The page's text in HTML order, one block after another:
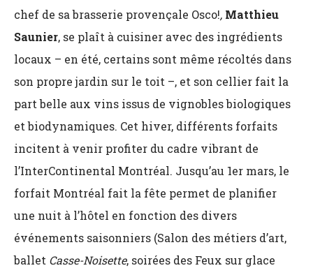
chef de sa brasserie provençale Osco!, Matthieu
Saunier, se plaît à cuisiner avec des ingrédients
locaux – en été, certains sont même récoltés dans
son propre jardin sur le toit –, et son cellier fait la
part belle aux vins issus de vignobles biologiques
et biodynamiques. Cet hiver, différents forfaits
incitent à venir profiter du cadre vibrant de
l’InterContinental Montréal. Jusqu’au 1er mars, le
forfait Montréal fait la fête permet de planifier
une nuit à l’hôtel en fonction des divers
événements saisonniers (Salon des métiers d’art,
ballet Casse-Noisette, soirées des Feux sur glace